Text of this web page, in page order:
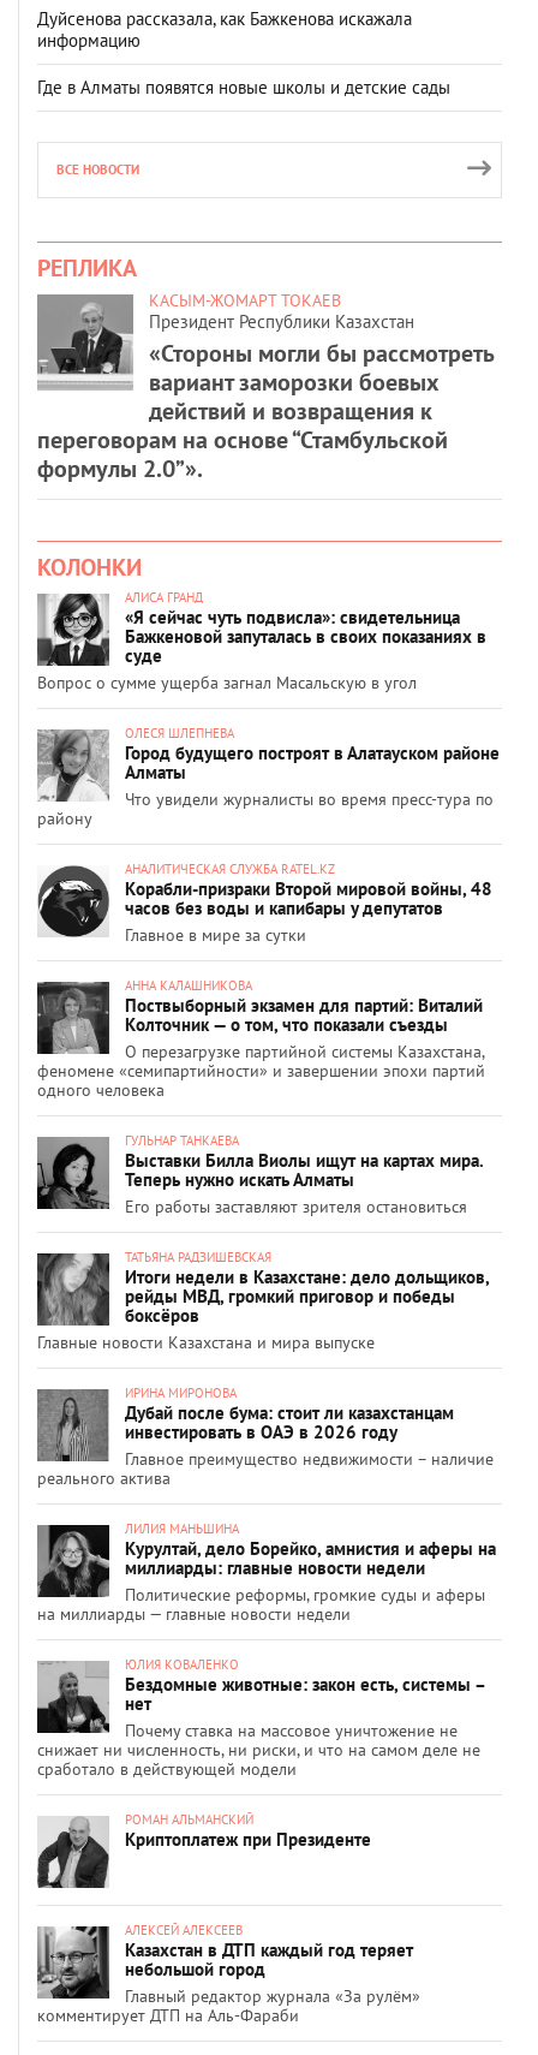
Дуйсенова рассказала, как Бажкенова искажала
информацию
Где в Алматы появятся новые школы и детские сады
ВСЕ НОВОСТИ
РЕПЛИКА
КАСЫМ-ЖОМАРТ ТОКАЕВ
Президент Республики Казахстан
«Стороны могли бы рассмотреть
вариант заморозки боевых
действий и возвращения к
переговорам на основе “Стамбульской
формулы 2.0”».
КОЛОНКИ
АЛИСА ГРАНД
«Я сейчас чуть подвисла»: свидетельница
Бажкеновой запуталась в своих показаниях в
суде
Вопрос о сумме ущерба загнал Масальскую в угол
ОЛЕСЯ ШЛЕПНЕВА
Город будущего построят в Алатауском районе
Алматы
Что увидели журналисты во время пресс-тура по
району
АНАЛИТИЧЕСКАЯ СЛУЖБА RATEL.KZ
Корабли-призраки Второй мировой войны, 48
часов без воды и капибары у депутатов
Главное в мире за сутки
АННА КАЛАШНИКОВА
Поствыборный экзамен для партий: Виталий
Колточник — о том, что показали съезды
О перезагрузке партийной системы Казахстана,
феномене «семипартийности» и завершении эпохи партий
одного человека
ГУЛЬНАР ТАНКАЕВА
Выставки Билла Виолы ищут на картах мира.
Теперь нужно искать Алматы
Его работы заставляют зрителя остановиться
ТАТЬЯНА РАДЗИШЕВСКАЯ
Итоги недели в Казахстане: дело дольщиков,
рейды МВД, громкий приговор и победы
боксёров
Главные новости Казахстана и мира выпуске
ИРИНА МИРОНОВА
Дубай после бума: стоит ли казахстанцам
инвестировать в ОАЭ в 2026 году
Главное преимущество недвижимости – наличие
реального актива
ЛИЛИЯ МАНЬШИНА
Курултай, дело Борейко, амнистия и аферы на
миллиарды: главные новости недели
Политические реформы, громкие суды и аферы
на миллиарды — главные новости недели
ЮЛИЯ КОВАЛЕНКО
Бездомные животные: закон есть, системы –
нет
Почему ставка на массовое уничтожение не
снижает ни численность, ни риски, и что на самом деле не
сработало в действующей модели
РОМАН АЛЬМАНСКИЙ
Криптоплатеж при Президенте
АЛЕКСЕЙ АЛЕКСЕЕВ
Казахстан в ДТП каждый год теряет
небольшой город
Главный редактор журнала «За рулём»
комментирует ДТП на Аль-Фараби